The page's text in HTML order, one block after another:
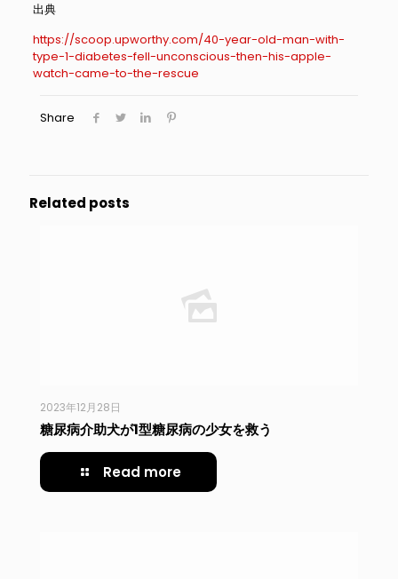
出典
https://scoop.upworthy.com/40-year-old-man-with-
type-1-diabetes-fell-unconscious-then-his-apple-
watch-came-to-the-rescue
Share
Related posts
2023年12月28日
糖尿病介助犬が1型糖尿病の少女を救う
Read more